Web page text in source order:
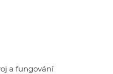
a fungování